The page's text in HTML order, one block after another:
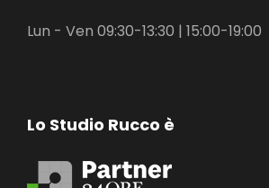
Lun - Ven 09:30-13:30 | 15:00-19:00
Lo Studio Rucco è